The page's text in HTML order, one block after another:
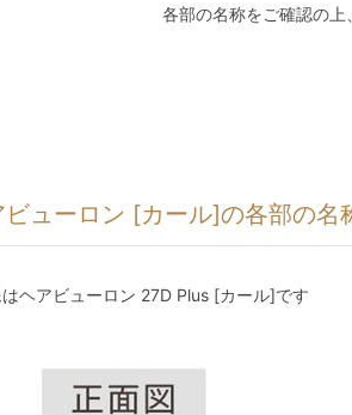
各部の名称をご確認の上
ビューロン [カール]の各部の名
ヘアビューロン 27D Plus [カール]です